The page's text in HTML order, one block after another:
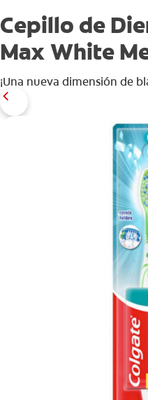
Cepillo de
Max White
¡Una nueva dimensión de